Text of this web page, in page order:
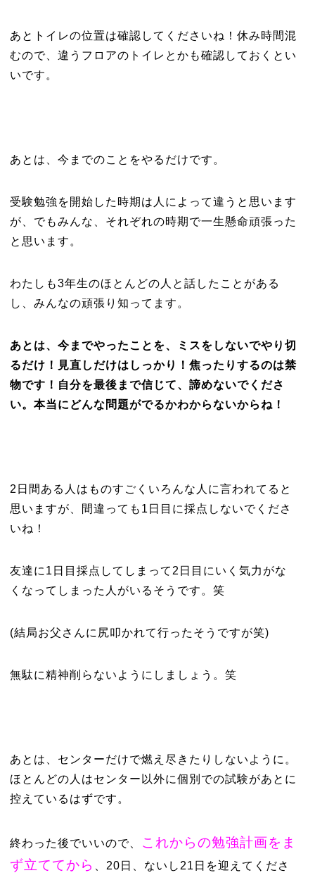
あとトイレの位置は確認してくださいね！休み時間混
むので、違うフロアのトイレとかも確認しておくとい
いです。
あとは、今までのことをやるだけです。
受験勉強を開始した時期は人によって違うと思います
が、でもみんな、それぞれの時期で一生懸命頑張った
と思います。
わたしも3年生のほとんどの人と話したことがある
し、みんなの頑張り知ってます。
あとは、今までやったことを、ミスをしないでやり切
るだけ！見直しだけはしっかり！焦ったりするのは禁
物です！自分を最後まで信じて、諦めないでくださ
い。本当にどんな問題がでるかわからないからね！
2日間ある人はものすごくいろんな人に言われてると
思いますが、間違っても1日目に採点しないでくださ
いね！
友達に1日目採点してしまって2日目にいく気力がな
くなってしまった人がいるそうです。笑
(結局お父さんに尻叩かれて行ったそうですが笑)
無駄に精神削らないようにしましょう。笑
あとは、センターだけで燃え尽きたりしないように。
ほとんどの人はセンター以外に個別での試験があとに
控えているはずです。
終わった後でいいので、
これからの勉強計画をま
ず立ててから
、20日、ないし21日を迎えてくださ